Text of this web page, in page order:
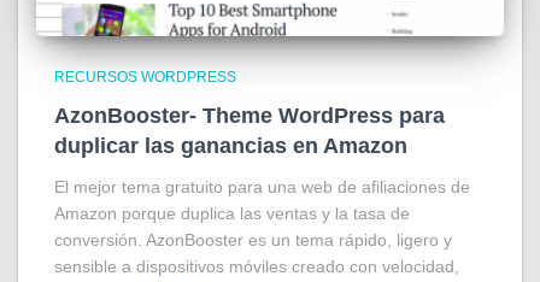
RECURSOS WORDPRESS
AzonBooster- Theme WordPress para
duplicar las ganancias en Amazon
El mejor tema gratuito para una web de afiliaciones de
Amazon porque duplica las ventas y la tasa de
conversión. AzonBooster es un tema rápido, ligero y
sensible a dispositivos móviles creado con velocidad,